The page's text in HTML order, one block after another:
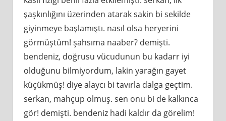
şaşkınlığını üzerinden atarak sakin bi sekilde
giyinmeye başlamıştı. nasıl olsa heryerini
görmüştüm! şahsıma naaber? demişti.
bendeniz, doğrusu vücudunun bu kadarr iyi
olduğunu bilmiyordum, lakin yarağın gayet
küçükmüş! diye alaycı bi tavırla dalga geçtim.
serkan, mahçup olmuş. sen onu bi de kalkınca
gör! demişti. bendeniz hadi kaldır da görelim!